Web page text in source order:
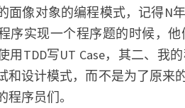
面像对象的编程模式，记得N
序实现一个程序题的时候，
用TDD写UT Case，其二、我
和设计模式，而不是为了原来
程序员们。